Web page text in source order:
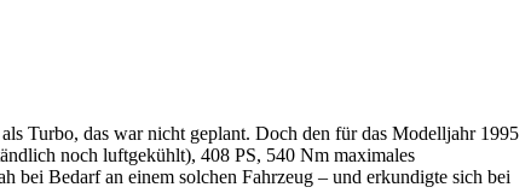
Turbo, das war nicht geplant. Doch den für das Modelljahr 1995
noch luftgekühlt), 408 PS, 540 Nm maximales
bei Bedarf an einem solchen Fahrzeug – und erkundigte sich bei